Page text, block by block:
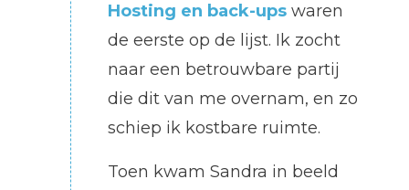
Hosting en back-upswaren
de eerste op de lijst. Ik zocht
naar een betrouwbare partij
die dit van me overnam, en zo
schiep ik kostbare ruimte.
Toen kwam Sandra in beeld